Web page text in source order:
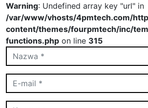
Warning: Undefined array key "url" in
/var/www/vhosts/4pmtech.com/
content/themes/fourpmtech/inc/
functions.php on line 315